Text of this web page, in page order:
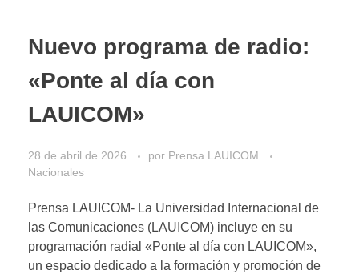
Nuevo programa de radio:
«Ponte al día con
LAUICOM»
28 de abril de 2026 por Prensa LAUICOM
Nacionales
Prensa LAUICOM- ​La Universidad Internacional de
las Comunicaciones (LAUICOM) incluye en su
programación radial «Ponte al día con LAUICOM»,
un espacio dedicado a la formación y promoción de